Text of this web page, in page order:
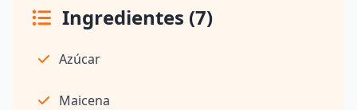
Ingredientes (7)
Azúcar
Maicena